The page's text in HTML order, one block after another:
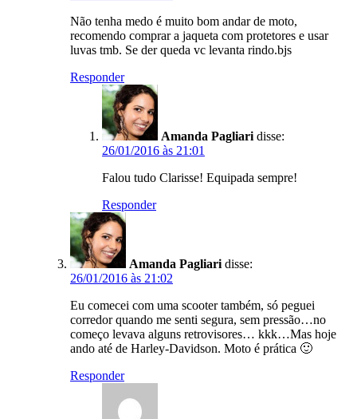
Não tenha medo é muito bom andar de moto,
recomendo comprar a jaqueta com protetores e usar
luvas tmb. Se der queda vc levanta rindo.bjs
Responder
Amanda Pagliari disse:
26/01/2016 às 21:01
Falou tudo Clarisse! Equipada sempre!
Responder
Amanda Pagliari disse:
26/01/2016 às 21:02
Eu comecei com uma scooter também, só peguei
corredor quando me senti segura, sem pressão…no
começo levava alguns retrovisores… kkk…Mas hoje
ando até de Harley-Davidson. Moto é prática 🙂
Responder